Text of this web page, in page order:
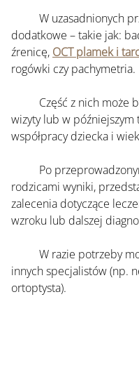
dodatkowe – takie jak:
źrenicę, OCT plamek i
rogówki czy pachymetria.
wizyty lub w
współpracy dziecka i
rodzicami wyniki,
zalecenia dotyczące
wzroku lub dalszej
innych specjalistów (np.
ortoptysta).